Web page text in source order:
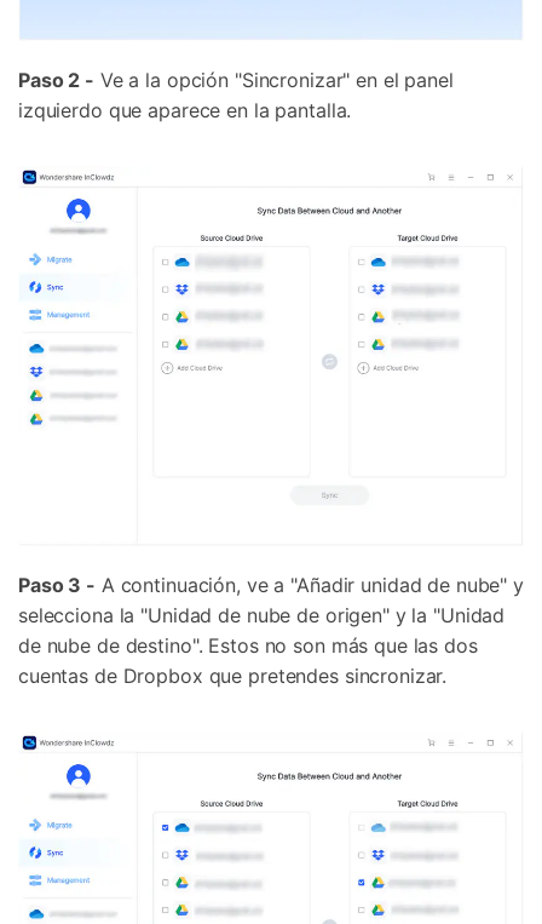
Paso 2 - Ve a la opción "Sincronizar" en el panel
izquierdo que aparece en la pantalla.
Paso 3 - A continuación, ve a "Añadir unidad de nube" y
selecciona la "Unidad de nube de origen" y la "Unidad
de nube de destino". Estos no son más que las dos
cuentas de Dropbox que pretendes sincronizar.